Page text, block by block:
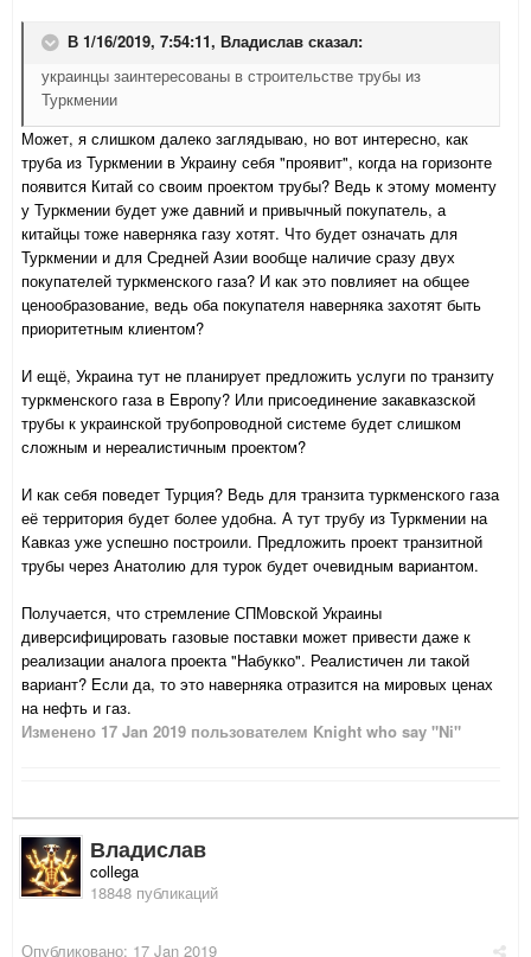
В 1/16/2019, 7:54:11, Владислав сказал:
украинцы заинтересованы в строительстве трубы из
Туркмении
Может, я слишком далеко заглядываю, но вот интересно, как
труба из Туркмении в Украину себя "проявит", когда на горизонте
появится Китай со своим проектом трубы? Ведь к этому моменту
у Туркмении будет уже давний и привычный покупатель, а
китайцы тоже наверняка газу хотят. Что будет означать для
Туркмении и для Средней Азии вообще наличие сразу двух
покупателей туркменского газа? И как это повлияет на общее
ценообразование, ведь оба покупателя наверняка захотят быть
приоритетным клиентом?
И ещё, Украина тут не планирует предложить услуги по транзиту
туркменского газа в Европу? Или присоединение закавказской
трубы к украинской трубопроводной системе будет слишком
сложным и нереалистичным проектом?
И как себя поведет Турция? Ведь для транзита туркменского газа
её территория будет более удобна. А тут трубу из Туркмении на
Кавказ уже успешно построили. Предложить проект транзитной
трубы через Анатолию для турок будет очевидным вариантом.
Получается, что стремление СПМовской Украины
диверсифицировать газовые поставки может привести даже к
реализации аналога проекта "Набукко". Реалистичен ли такой
вариант? Если да, то это наверняка отразится на мировых ценах
на нефть и газ.
Изменено 17 Jan 2019 пользователем Knight who say "Ni"
Владислав
collega
18848 публикаций
Опубликовано: 17 Jan 2019